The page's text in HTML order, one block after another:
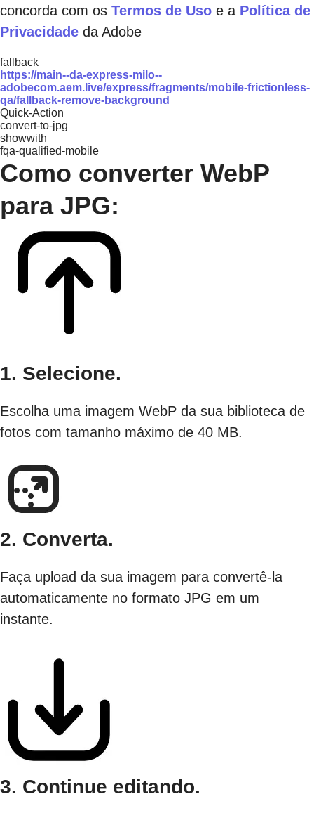
concorda com os Termos de Uso e a Política de
Privacidade da Adobe
fallback
https://main--da-express-milo--
adobecom.aem.live/express/fragments/mobile-frictionless-
qa/fallback-remove-background
Quick-Action
convert-to-jpg
showwith
fqa-qualified-mobile
Como converter WebP
para JPG:
1. Selecione.
Escolha uma imagem WebP da sua biblioteca de
fotos com tamanho máximo de 40 MB.
2. Converta.
Faça upload da sua imagem para convertê-la
automaticamente no formato JPG em um
instante.
3. Continue editando.